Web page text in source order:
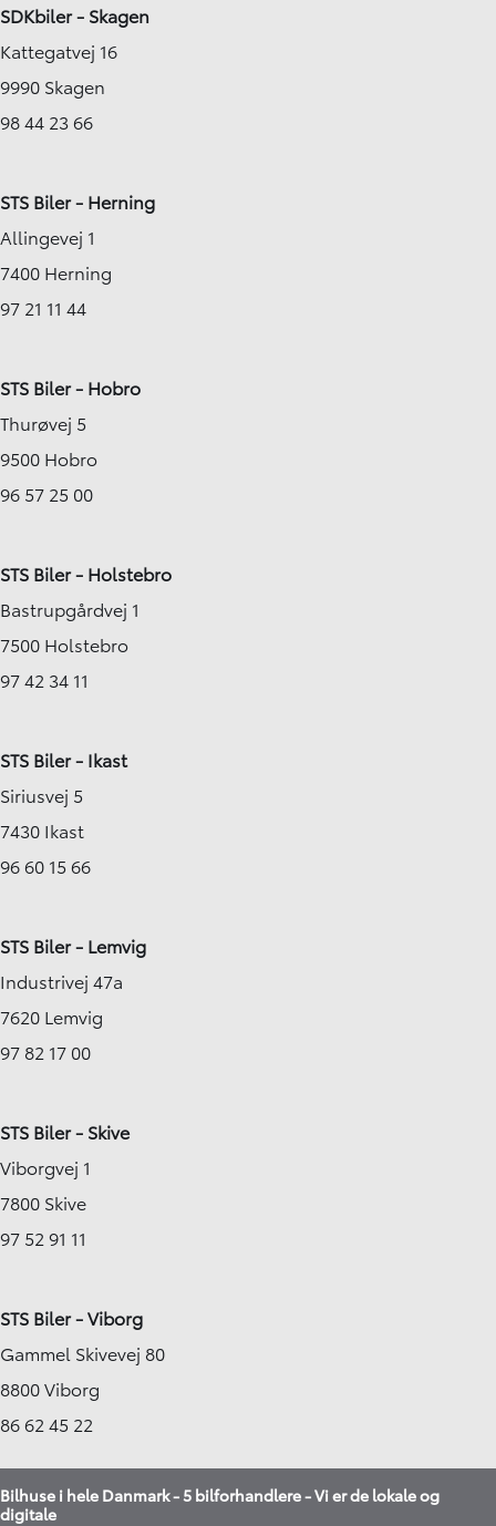
SDKbiler - Skagen
Kattegatvej 16
9990 Skagen
98 44 23 66
STS Biler - Herning
Allingevej 1
7400 Herning
97 21 11 44
STS Biler - Hobro
Thurøvej 5
9500 Hobro
96 57 25 00
STS Biler - Holstebro
Bastrupgårdvej 1
7500 Holstebro
97 42 34 11
STS Biler - Ikast
Siriusvej 5
7430 Ikast
96 60 15 66
STS Biler - Lemvig
Industrivej 47a
7620 Lemvig
97 82 17 00
STS Biler - Skive
Viborgvej 1
7800 Skive
97 52 91 11
STS Biler - Viborg
Gammel Skivevej 80
8800 Viborg
86 62 45 22
Bilhuse i hele Danmark - 5 bilforhandlere - Vi er de lokale og
digitale